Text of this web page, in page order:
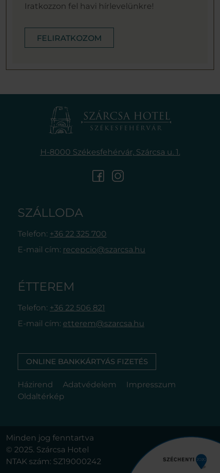
Iratkozzon fel havi hírlevelünkre!
FELIRATKOZOM
H-8000 Székesfehérvár,Szárcsa u. 1.
SZÁLLODA
Telefon: +36 22 325 700
E-mail cím: recepcio@szarcsa.hu
ÉTTEREM
Telefon: +36 22 506 821
E-mail cím: etterem@szarcsa.hu
ONLINE BANKKÁRTYÁS FIZETÉS
Házirend Adatvédelem
Impresszum
Oldaltérkép
Minden jog fenntartva
© 2025. Szárcsa Hotel
NTAK szám: SZ19000242